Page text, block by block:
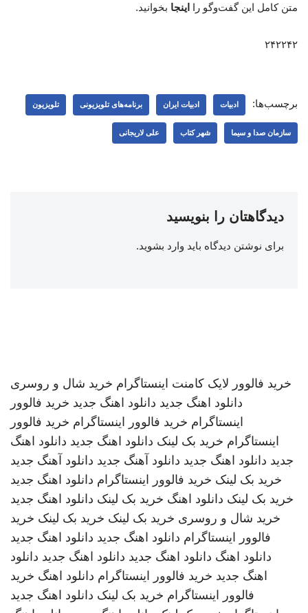
متن کامل این گفت‌وگو را اینجا بخوانید.
۲۴۲۲۴۲
برچسب‌ها: ادبیات ادبیات ایران برنامه‌های تلویزیونی تلویزیون
سازمان صدا و سیما شهر کتاب علی لاریجانی
دیدگاهتان را بنویسید
برای نوشتن دیدگاه باید وارد بشوید.
خرید فالوور لایک کامنت اینستاگرام خرید شال و روسری
دانلود اهنگ جدید دانلود اهنگ جدید خرید فالوور
اینستاگرام خرید فالوور اینستاگرام خرید فالوور
اینستاگرام خرید بک لینک دانلود اهنگ جدید دانلود اهنگ
جدید دانلود اهنگ جدید دانلود آهنگ جدید دانلود آهنگ جدید
خرید بک لینک خرید فالوور اینستاگرام دانلود اهنگ جدید
خرید بک لینک دانلود اهنگ خرید بک لینک دانلود اهنگ جدید
خرید شال و روسری خرید بک لینک خرید بک لینک خرید
فالوور اینستاگرام دانلود اهنگ جدید دانلود اهنگ جدید
دانلود اهنگ دانلود اهنگ جدید دانلود اهنگ جدید دانلود
اهنگ جدید خرید فالوور اینستاگرام دانلود اهنگ خرید
فالوور اینستاگرام خرید بک لینک دانلود اهنگ جدید